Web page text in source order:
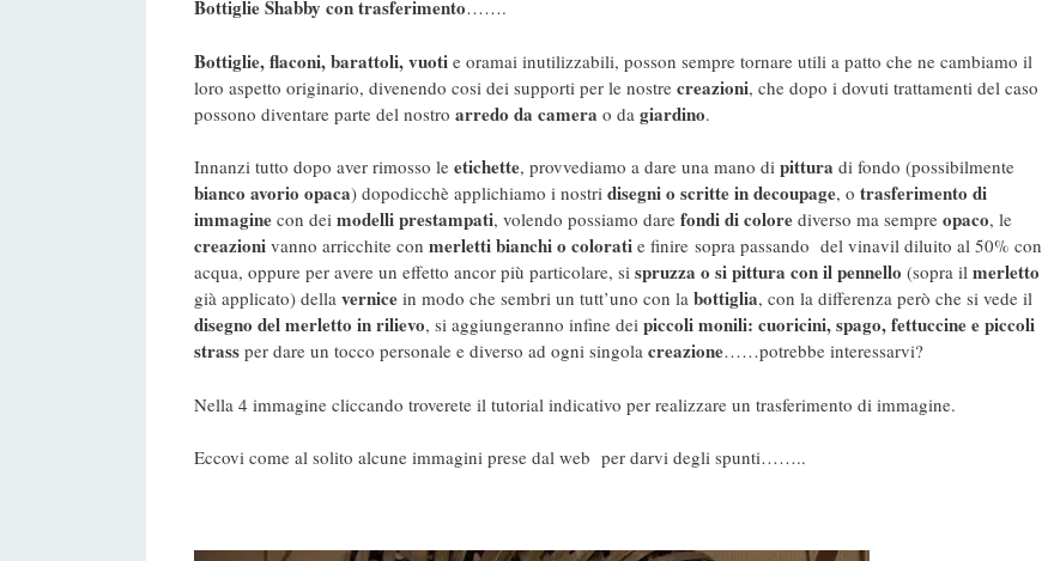
Bottiglie Shabby con trasferimento…….
Bottiglie, flaconi, barattoli, vuoti e oramai inutilizzabili, posson sempre tornare utili a patto che ne cambiamo il
loro aspetto originario, divenendo cosi dei supporti per le nostre creazioni, che dopo i dovuti trattamenti del caso
possono diventare parte del nostro arredo da camera o da giardino.
Innanzi tutto dopo aver rimosso le etichette, provvediamo a dare una mano di pittura di fondo (possibilmente
bianco avorio opaca) dopodicchè applichiamo i nostri disegni o scritte in decoupage, o trasferimento di
immagine con dei modelli prestampati, volendo possiamo dare fondi di colore diverso ma sempre opaco, le
creazioni vanno arricchite con merletti bianchi o colorati e finire sopra passando del vinavil diluito al 50% con
acqua, oppure per avere un effetto ancor più particolare, si spruzza o si pittura con il pennello (sopra il merletto
già applicato) della vernice in modo che sembri un tutt’uno con la bottiglia, con la differenza però che si vede il
disegno del merletto in rilievo, si aggiungeranno infine dei piccoli monili: cuoricini, spago, fettuccine e piccoli
strass per dare un tocco personale e diverso ad ogni singola creazione……potrebbe interessarvi?
Nella 4 immagine cliccando troverete il tutorial indicativo per realizzare un trasferimento di immagine.
Eccovi come al solito alcune immagini prese dal web per darvi degli spunti……..